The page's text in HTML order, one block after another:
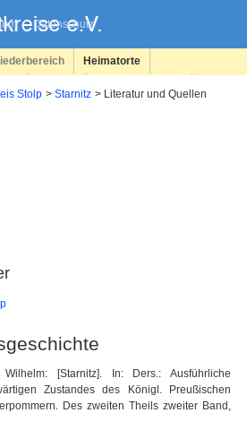
Datenschutz
Heimatorte
Stolp Starnitz Literatur und Quellen
[Starnitz]. In: Ders.: Ausführliche
Zustandes des Königl. Preußischen
Des zweiten Theils zweiter Band,